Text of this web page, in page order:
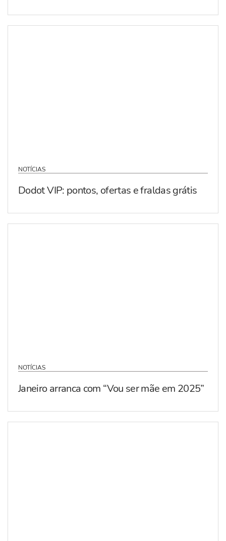
NOTÍCIAS
Dodot VIP: pontos, ofertas e fraldas grátis
NOTÍCIAS
Janeiro arranca com “Vou ser mãe em 2025”